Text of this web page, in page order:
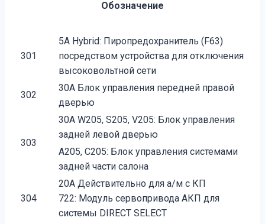
Обозначение
301
5A Hybrid: Пиропредохранитель (F63)
посредством устройства для отключения
высоковольтной сети
302
30A Блок управления передней правой
дверью
303
30A W205, S205, V205: Блок управления
задней левой дверью
A205, C205: Блок управления системами
задней части салона
304
20A Действительно для а/м с КП
722: Модуль сервопривода АКП для
системы DIRECT SELECT